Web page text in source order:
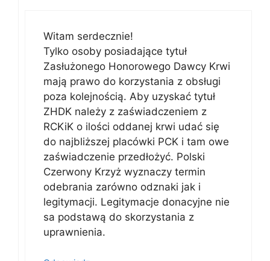
Witam serdecznie!
Tylko osoby posiadające tytuł
Zasłużonego Honorowego Dawcy Krwi
mają prawo do korzystania z obsługi
poza kolejnością. Aby uzyskać tytuł
ZHDK należy z zaświadczeniem z
RCKiK o ilości oddanej krwi udać się
do najbliższej placówki PCK i tam owe
zaświadczenie przedłożyć. Polski
Czerwony Krzyż wyznaczy termin
odebrania zarówno odznaki jak i
legitymacji. Legitymacje donacyjne nie
sa podstawą do skorzystania z
uprawnienia.